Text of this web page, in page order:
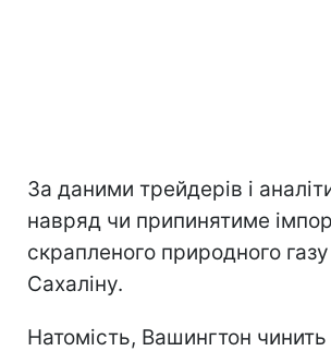
За даними трейдерів і
навряд чи припинятиме
скрапленого природного
Сахаліну.
Натомість, Вашингтон чинить